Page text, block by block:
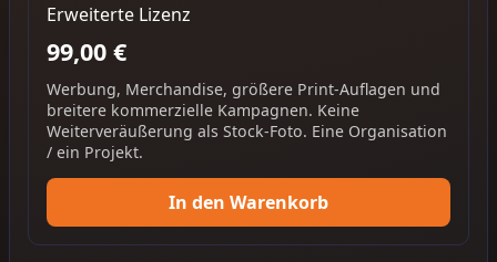
Erweiterte Lizenz
99,00 €
Werbung, Merchandise, größere Print-Auflagen und
breitere kommerzielle Kampagnen. Keine
Weiterveräußerung als Stock-Foto. Eine Organisation
/ ein Projekt.
In den Warenkorb